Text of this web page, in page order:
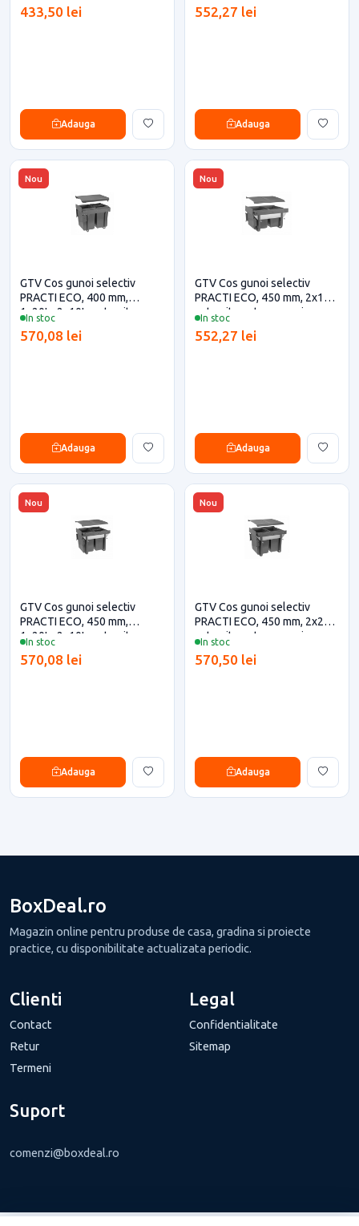
433,50 lei
Adauga
552,27 lei
Adauga
Nou
In stoc
GTV Cos gunoi selectiv
PRACTI ECO, 400 mm,
1x20L+2x10L, antracit
eficiente
570,08 lei
Adauga
Nou
In stoc
GTV Cos gunoi selectiv
PRACTI ECO, 450 mm, 2x15L,
antracit pentru casa si
552,27 lei
Adauga
Nou
In stoc
GTV Cos gunoi selectiv
PRACTI ECO, 450 mm,
1x20L+2x10L, antracit
eficiente
570,08 lei
Adauga
Nou
In stoc
GTV Cos gunoi selectiv
PRACTI ECO, 450 mm, 2x20L,
antracit pentru casa si
570,50 lei
Adauga
BoxDeal.ro
Magazin online pentru produse de casa, gradina si proiecte
practice, cu disponibilitate actualizata periodic.
Clienti
Contact
Retur
Termeni
Legal
Confidentialitate
Sitemap
Suport
comenzi@boxdeal.ro